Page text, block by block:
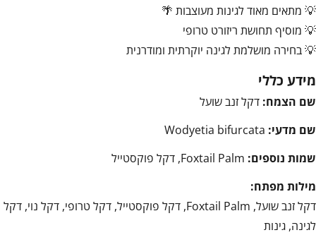
💡 מתאים מאוד לגינות מעוצבות 🌴
💡 מוסיף תחושת ריזורט טרופי
💡 בחירה מושלמת לגינה יוקרתית ומודרנית
מידע כללי
שם הצמח: דקל זנב שועל
שם מדעי:
שמות נוספים:
מילות מפתח:
דקל זנב שועל, Foxtail Palm, דקל פוקסטייל, דקל טרופי, דקל נוי, דקל
לגינה, גינות